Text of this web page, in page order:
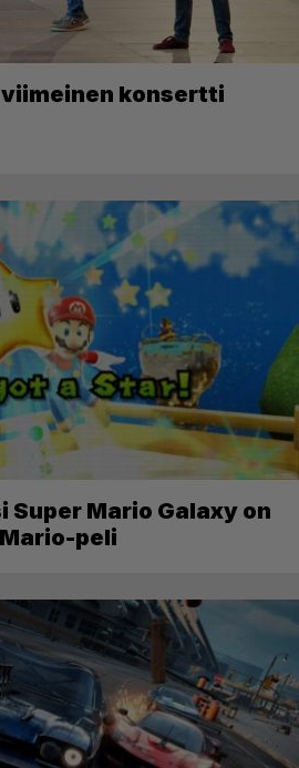
viimeinen konsertti
Super Mario Galaxy on
peli